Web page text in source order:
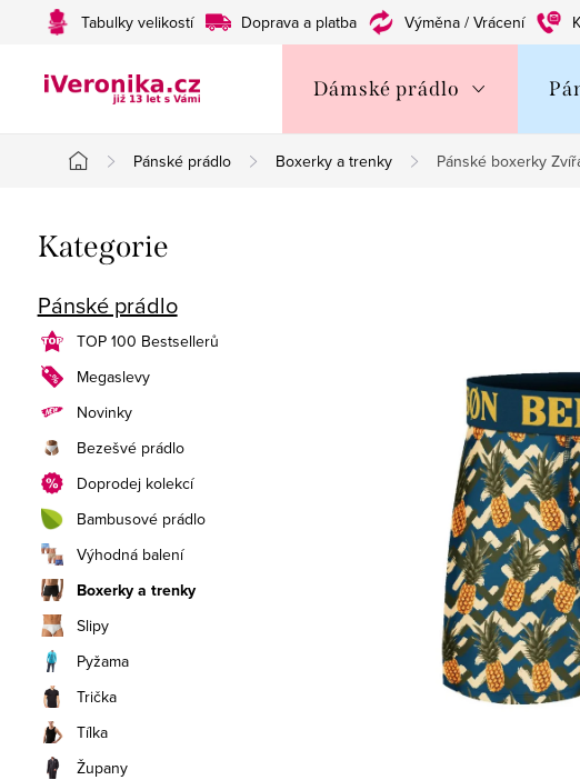
Tabulky velikostí Doprava a platba Výměna / Vrácení
Dámské prádlo
Domů
Pánské prádlo Boxerky a trenky Pánské boxerky
o
s
t
r
a
n
n
í
p
a
n
e
Přeskočit
kategorie
Kategorie
Pánské prádlo
TOP 100 Bestsellerů
Megaslevy
Novinky
Bezešvé prádlo
Doprodej kolekcí
Bambusové prádlo
Výhodná balení
Boxerky a trenky
Slipy
Pyžama
Trička
Tílka
Župany